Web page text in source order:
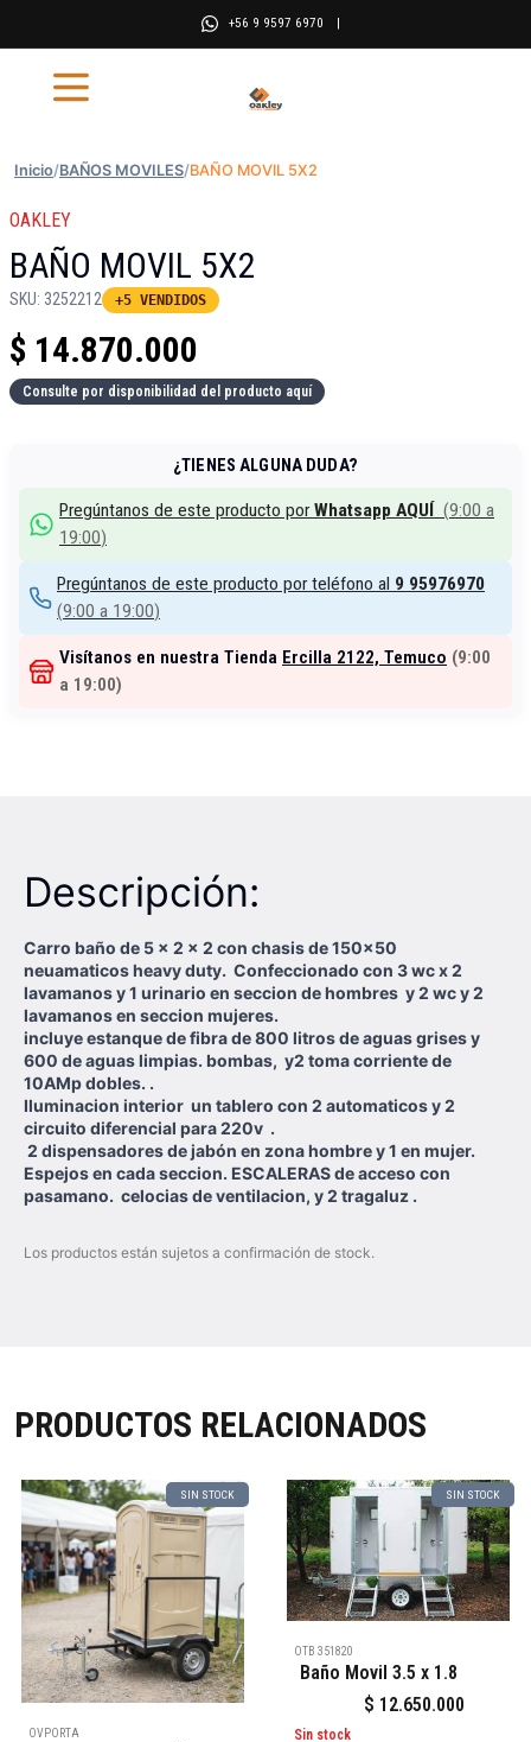
+56 9 9597 6970 |
Inicio/BAÑOS MOVILES/BAÑO MOVIL 5X2
OAKLEY
BAÑO MOVIL 5X2
SKU: 3252212 +5 VENDIDOS
$ 14.870.000
Consulte por disponibilidad del producto aquí
¿TIENES ALGUNA DUDA?
Pregúntanos de este producto porWhatsapp AQUÍ (9:00 a
19:00)
Pregúntanos de este producto por teléfono al 9 95976970
(9:00 a 19:00)
Visítanos en nuestra Tienda Ercilla 2122, Temuco (9:00
a 19:00)
Descripción:
Carro baño de 5 x 2 x 2 con chasis de 150x50
neuamaticos heavy duty. Confeccionado con 3 wc x 2
lavamanos y 1 urinario en seccion de hombres y 2 wc y 2
lavamanos en seccion mujeres.
incluye estanque de fibra de 800 litros de aguas grises y
600 de aguas limpias. bombas, y2 toma corriente de
10AMp dobles. .
Iluminacion interior un tablero con 2 automaticos y 2
circuito diferencial para 220v .
2 dispensadores de jabón en zona hombre y 1 en mujer.
Espejos en cada seccion. ESCALERAS de acceso con
pasamano. celocias de ventilacion, y 2 tragaluz .
Los productos están sujetos a confirmación de stock.
PRODUCTOS RELACIONADOS
SIN STOCK
OVPORTA
SIN STOCK
OTB 351820
Baño Movil 3.5 x 1.8
$ 12.650.000
Sin stock